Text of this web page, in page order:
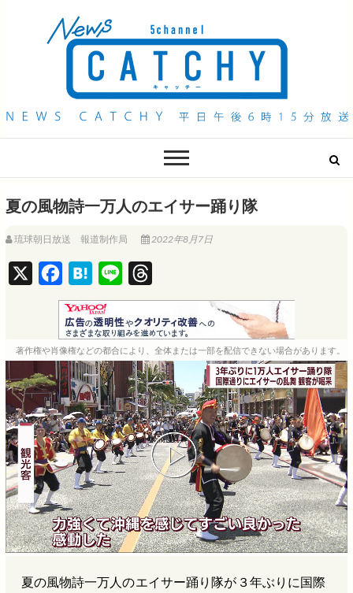
QAB NEWS Headline
夏の風物詩一万人のエイサー踊り隊
琉球朝日放送 報道制作局 2022年8月7日
a
c
e
b
o
o
k
H
a
t
e
n
a
i
n
e
h
r
e
a
d
s
著作権や肖像権などの都合により、全体または一部を配信できない場合があります。
夏の風物詩一万人のエイサー踊り隊が３年ぶりに国際